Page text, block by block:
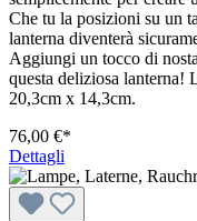
Che tu la posizioni su un
lanterna diventerà
Aggiungi un tocco di
questa deliziosa lanterna!
20,3cm x 14,3cm.
76,00 €*
Dettagli